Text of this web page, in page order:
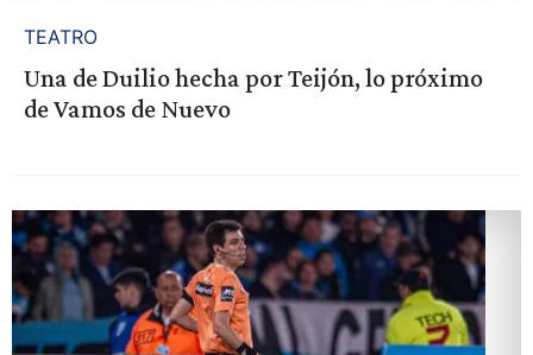
TEATRO
Una de Duilio hecha por Teijón, lo próximo
de Vamos de Nuevo